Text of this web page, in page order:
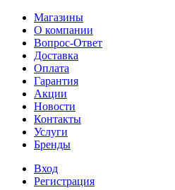
Магазины
О компании
Вопрос-Ответ
Доставка
Оплата
Гарантия
Акции
Новости
Контакты
Услуги
Бренды
Вход
Регистрация